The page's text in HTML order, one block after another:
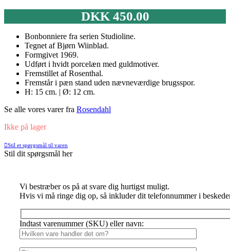
DKK450.00
Bonbonniere fra serien Studioline.
Tegnet af Bjørn Wiinblad.
Formgivet 1969.
Udført i hvidt porcelæn med guldmotiver.
Fremstillet af Rosenthal.
Fremstår i pæn stand uden nævneværdige brugsspor.
H: 15 cm. | Ø: 12 cm.
Se alle vores varer fra Rosendahl
Ikke på lager
Stil et spørgsmål til varen
Stil dit spørgsmål her
Vi bestræber os på at svare dig hurtigst muligt.
Hvis vi må ringe dig op, så inkluder dit telefonnummer i
Indtast varenummer (SKU) eller navn: